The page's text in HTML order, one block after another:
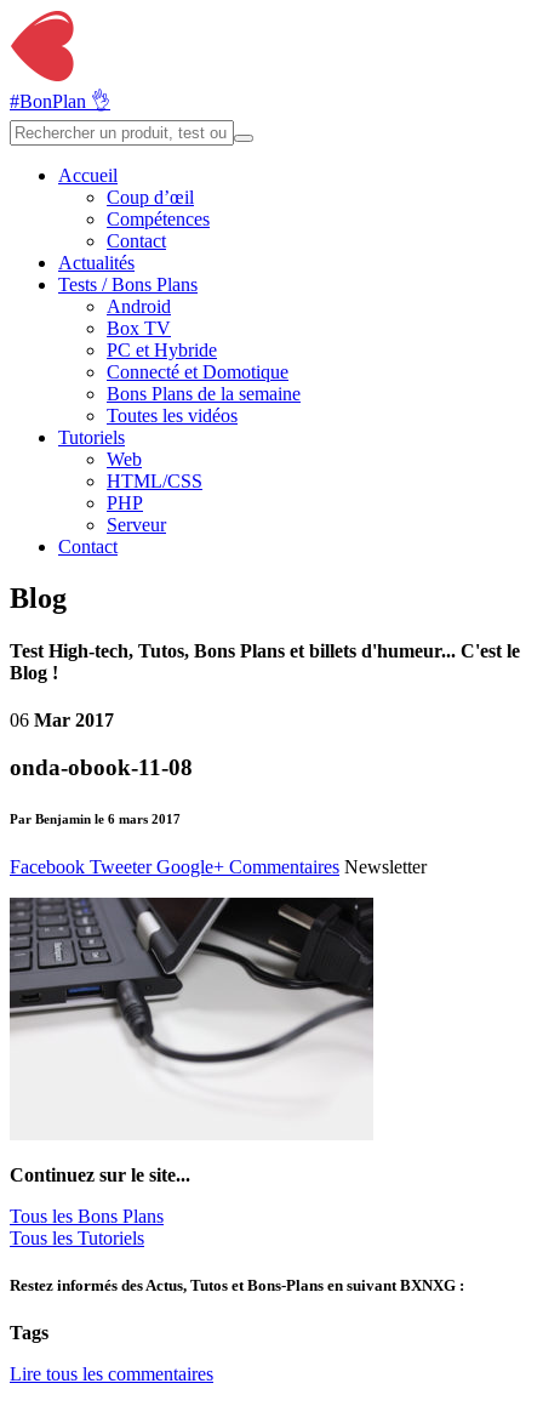
#BonPlan 👌
Accueil
Coup d’œil
Compétences
Contact
Actualités
Tests / Bons Plans
Android
Box TV
PC et Hybride
Connecté et Domotique
Bons Plans de la semaine
Toutes les vidéos
Tutoriels
Web
HTML/CSS
PHP
Serveur
Contact
Blog
Test High-tech, Tutos, Bons Plans et billets d'humeur... C'est le
Blog !
06 Mar 2017
onda-obook-11-08
Par Benjamin le 6 mars 2017
Facebook TweeterGoogle+ Commentaires Newsletter
Continuez sur le site...
Tous les Bons Plans
Tous les Tutoriels
Restez informés des Actus, Tutos et Bons-Plans en suivant BXNXG :
Tags
Lire tous les commentaires